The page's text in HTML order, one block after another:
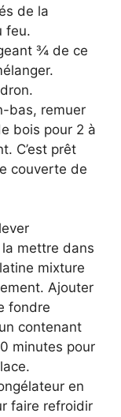
de la
feu.
¾ de ce
bas, remuer
bois pour 2 à
C’est prêt
couverte de
mettre dans
mixture
Ajouter
fondre
contenant
minutes pour
en
faire refroidir